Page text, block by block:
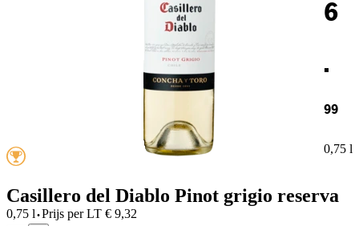
6
.
99
0,75 l
Casillero del Diablo Pinot grigio reserva
0,75 l·Prijs per LT € 9,32